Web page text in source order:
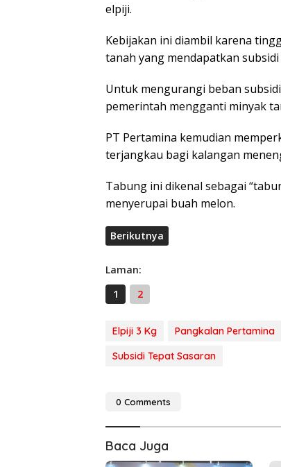
elpiji.
Kebijakan ini diambil karena
tanah yang mendapatkan
Untuk mengurangi beban
pemerintah mengganti minyak
PT Pertamina kemudian
terjangkau bagi kalangan
Tabung ini dikenal sebagai
menyerupai buah melon.
Berikutnya
Laman:
1
2
Elpiji 3 Kg Pangkalan Pertamina
Subsidi Tepat Sasaran
0 Comments
Baca Juga